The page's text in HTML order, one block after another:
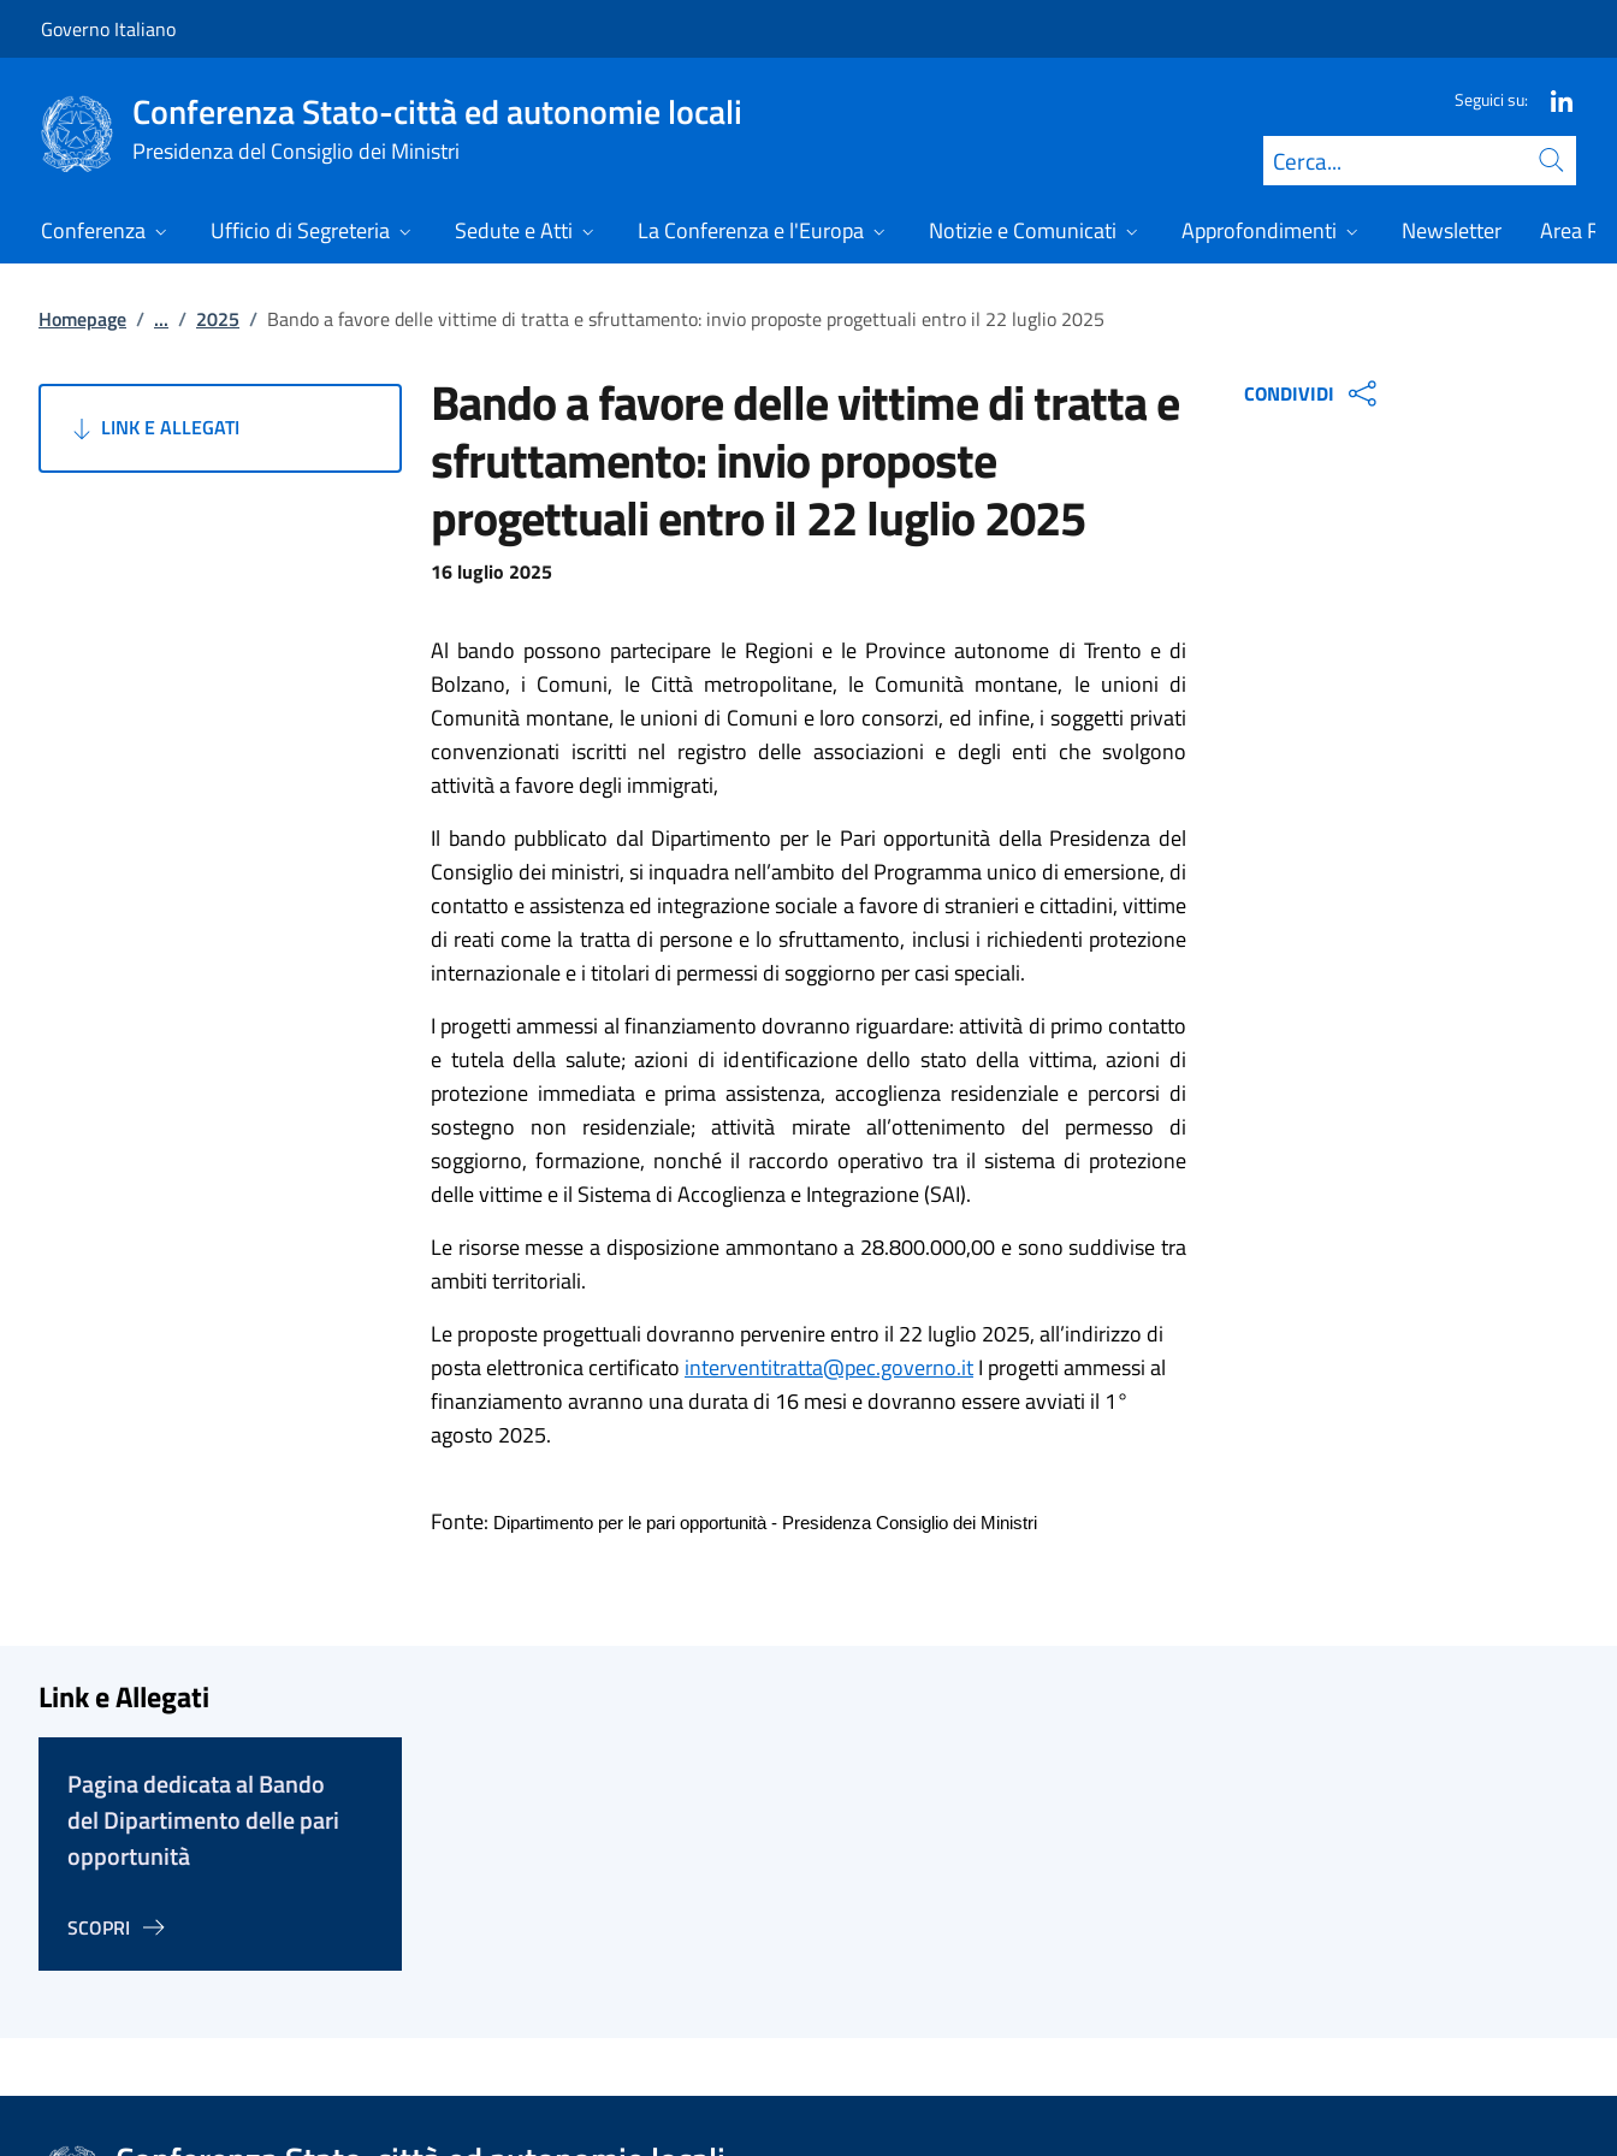
Governo Italiano
Conferenza Stato-città ed autonomie locali
Presidenza del Consiglio dei Ministri
Seguici su:
Cerca
Conferenza Ufficio di Segreteria Sedute e Atti La Conferenza e l'Europa Notizie e Comunicati Approfondimenti Newsletter Area
Homepage / ... / 2025 / Bando a favore delle vittime di tratta e sfruttamento: invio proposte progettuali entro il 22 luglio 2025
LINK E ALLEGATI Bando a favore delle vittime di tratta e
sfruttamento: invio proposte
progettuali entro il 22 luglio 2025
16 luglio 2025
Al bando possono partecipare le Regioni e le Province autonome di Trento e di
Bolzano, i Comuni, le Città metropolitane, le Comunità montane, le unioni di
Comunità montane, le unioni di Comuni e loro consorzi, ed infine, i soggetti privati
convenzionati iscritti nel registro delle associazioni e degli enti che svolgono
attività a favore degli immigrati,
Il bando pubblicato dal Dipartimento per le Pari opportunità della Presidenza del
Consiglio dei ministri, si inquadra nell’ambito del Programma unico di emersione, di
contatto e assistenza ed integrazione sociale a favore di stranieri e cittadini, vittime
di reati come la tratta di persone e lo sfruttamento, inclusi i richiedenti protezione
internazionale e i titolari di permessi di soggiorno per casi speciali.
I progetti ammessi al finanziamento dovranno riguardare: attività di primo contatto
e tutela della salute; azioni di identificazione dello stato della vittima, azioni di
protezione immediata e prima assistenza, accoglienza residenziale e percorsi di
sostegno non residenziale; attività mirate all’ottenimento del permesso di
soggiorno, formazione, nonché il raccordo operativo tra il sistema di protezione
delle vittime e il Sistema di Accoglienza e Integrazione (SAI).
Le risorse messe a disposizione ammontano a 28.800.000,00 e sono suddivise tra
ambiti territoriali.
Le proposte progettuali dovranno pervenire entro il 22 luglio 2025, all’indirizzo di
posta elettronica certificato interventitratta@pec.governo.itI progetti ammessi al
finanziamento avranno una durata di 16 mesi e dovranno essere avviati il 1°
agosto 2025.
Fonte: Dipartimento per le pari opportunità - Presidenza Consiglio dei Ministri
CONDIVIDI
Link e Allegati
Pagina dedicata al Bando
del Dipartimento delle pari
opportunità
SCOPRI